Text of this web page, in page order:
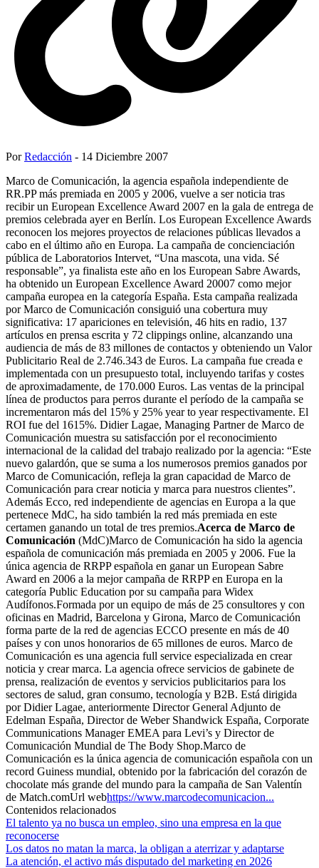
PorRedacción - 14 Diciembre 2007
Marco de Comunicación, la agencia española independiente de
RR.PP más premiada en 2005 y 2006, vuelve a ser noticia tras
recibir un European Excellence Award 2007 en la gala de entrega de
premios celebrada ayer en Berlín. Los European Excellence Awards
reconocen los mejores proyectos de relaciones públicas llevados a
cabo en el último año en Europa. La campaña de concienciación
pública de Laboratorios Intervet, “Una mascota, una vida. Sé
responsable”, ya finalista este año en los European Sabre Awards,
ha obtenido un European Excellence Award 20007 como mejor
campaña europea en la categoría España. Esta campaña realizada
por Marco de Comunicación consiguió una cobertura muy
significativa: 17 apariciones en televisión, 46 hits en radio, 137
artículos en prensa escrita y 72 clippings online, alcanzando una
audiencia de más de 83 millones de contactos y obteniendo un Valor
Publicitario Real de 2.746.343 de Euros. La campaña fue creada e
implementada con un presupuesto total, incluyendo tarifas y costes
de aproximadamente, de 170.000 Euros. Las ventas de la principal
línea de productos para perros durante el período de la campaña se
incrementaron más del 15% y 25% year to year respectivamente. El
ROI fue del 1615%. Didier Lagae, Managing Partner de Marco de
Comunicación muestra su satisfacción por el reconocimiento
internacional de la calidad del trabajo realizado por la agencia: “Este
nuevo galardón, que se suma a los numerosos premios ganados por
Marco de Comunicación, refleja la gran capacidad de Marco de
Comunicación para crear noticia y marca para nuestros clientes”.
Además Ecco, red independiente de agencias en Europa a la que
pertenece MdC, ha sido también la red más premiada en este
certamen ganando un total de tres premios.Acerca de Marco de
Comunicación (MdC)Marco de Comunicación ha sido la agencia
española de comunicación más premiada en 2005 y 2006. Fue la
única agencia de RRPP española en ganar un European Sabre
Award en 2006 a la mejor campaña de RRPP en Europa en la
categoría Public Education por su campaña para Widex
Audífonos.Formada por un equipo de más de 25 consultores y con
oficinas en Madrid, Barcelona y Girona, Marco de Comunicación
forma parte de la red de agencias ECCO presente en más de 40
países y con unos honorarios de 65 millones de euros. Marco de
Comunicación es una agencia full service especializada en crear
noticia y crear marca. La agencia ofrece servicios de gabinete de
prensa, realización de eventos y servicios publicitarios para los
sectores de salud, gran consumo, tecnología y B2B. Está dirigida
por Didier Lagae, anteriormente Director General Adjunto de
Edelman España, Director de Weber Shandwick España, Corporate
Communications Manager EMEA para Levi’s y Director de
Comunicación Mundial de The Body Shop.Marco de
Comunicación es la única agencia de comunicación española con un
record Guiness mundial, obtenido por la fabricación del corazón de
chocolate más grande del mundo para la campaña de San Valentín
de Match.comUrl webhttps://www.marcodecomunicacion...
Contenidos relacionados
El talento ya no busca un empleo, sino una empresa en la que
reconocerse
Los datos no matan la marca, la obligan a aterrizar y adaptarse
La atención, el activo más disputado del marketing en 2026